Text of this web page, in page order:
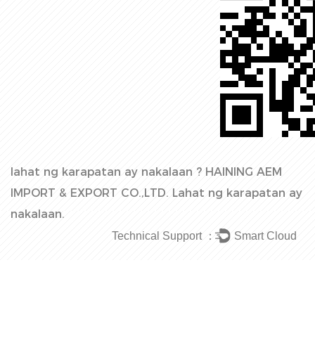
lahat ng karapatan ay nakalaan ? HAINING AEM
IMPORT & EXPORT CO.,LTD. Lahat ng karapatan ay
nakalaan.
Technical Support ： Smart Cloud